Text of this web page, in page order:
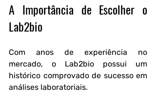
A Importância de Escolher o
Lab2bio
Com anos de experiência no
mercado, o Lab2bio possui um
histórico comprovado de sucesso em
análises laboratoriais.